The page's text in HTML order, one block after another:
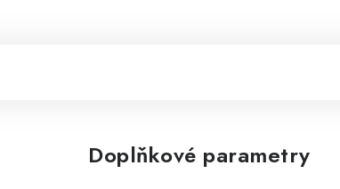
Doplňkové parametry